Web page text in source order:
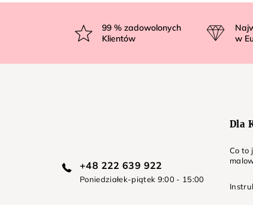
p
99% zadowolonych
Klientów
w
+48 222 639 922
Poniedziałek-piątek 9:00 - 15:00
Dla
Co to